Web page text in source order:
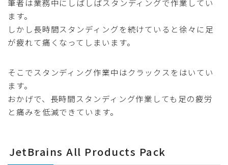
筆者は業務中にしばしばスタンディングで作業してい
ます。
しかし長時間スタンディングを続けていると徐々に足
が疲れて痛くなってしまいます。
そこでスタンディング作業中はクラックスをはいてい
ます。
おかげで、長時間スタンディング作業しても足の疲労
と痛みを低減できています。
JetBrains All Products Pack